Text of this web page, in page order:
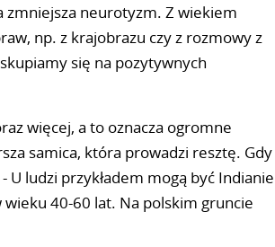
zmniejsza neurotyzm. Z wiekiem
np. z krajobrazu czy z rozmowy z
się na pozytywnych
więcej, a to oznacza ogromne
samica, która prowadzi resztę. Gdy
ludzi przykładem mogą być Indianie
40-60 lat. Na polskim gruncie